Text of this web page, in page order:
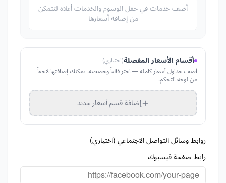
أضف خدمات في حقل الوسوم والخدمات أعلاه لتتمكن
من إضافة أسعارها
أقسام الأسعار المفصلة(اختياري)
أضف جداول أسعار كاملة — اختر قالباً وخصصه. يمكنك إضافتها لاحقاً
من لوحة التحكم.
إضافة قسم أسعار جديد
روابط وسائل التواصل الاجتماعي (اختياري)
رابط صفحة فيسبوك